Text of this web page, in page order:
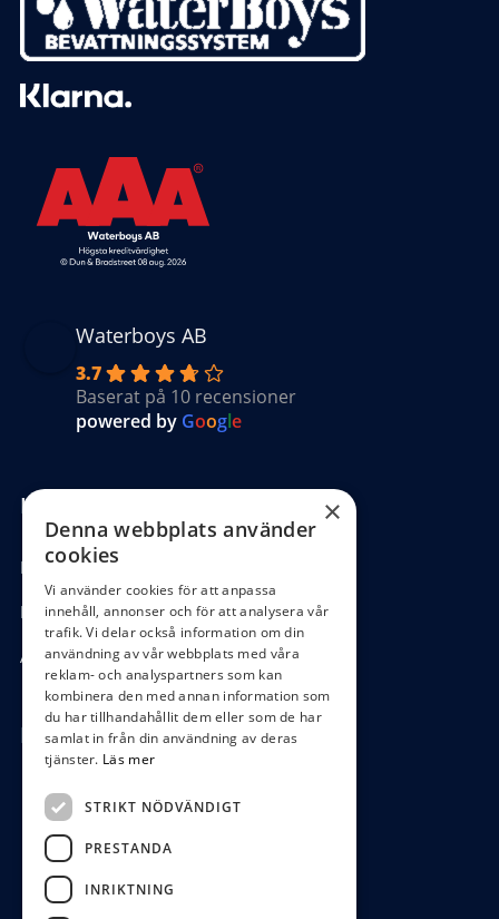
Waterboys AB
3.7
Baserat på 10 recensioner
powered by Google
Kundinformation
Köpvillkor
Hantering GDPR
Ångra köp
Hör av dig
0472-104 80
boys@waterboys.se
Ekebogatan 15, 342 30 Alvesta
×
Denna webbplats använder
cookies
Vi använder cookies för att anpassa
innehåll, annonser och för att analysera vår
trafik. Vi delar också information om din
användning av vår webbplats med våra
reklam- och analyspartners som kan
kombinera den med annan information som
du har tillhandahållit dem eller som de har
samlat in från din användning av deras
tjänster. Läs mer
STRIKT NÖDVÄNDIGT
PRESTANDA
INRIKTNING